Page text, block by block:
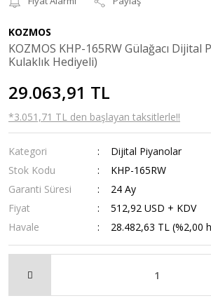
KOZMOS
KOZMOS KHP-165RW Gülağacı Dijital
Kulaklık Hediyeli)
29.063,91 TL
*3.051,71 TL den başlayan taksitlerle!!
Kategori
Dijital Piyanolar
Stok Kodu
KHP-165RW
Garanti Süresi
24 Ay
Fiyat
512,92 USD + KDV
Havale
28.482,63 TL (%2,00